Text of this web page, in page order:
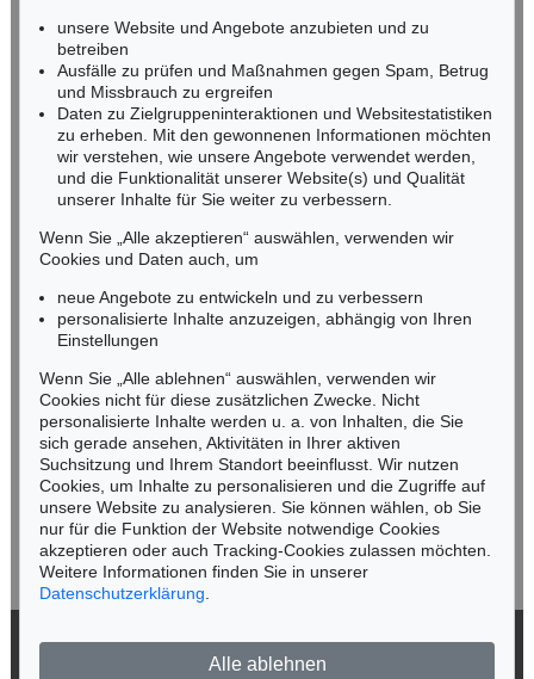
Miriam Heß
Tel.: +49 (0)62 21 58 80-038
Fax: +49 (0)62 21 58 80-595
infoheidelberg@kettererkunst.de
NORDDEUTSCHLAND
Nico Kassel, M.A.
Mobil: +49 (0)171 8618661
n.kassel@kettererkunst.de
Keine Auktion mehr verpassen!
Wir informieren Sie rechtzeitig.
Jetzt zum Newsletter anmelden >
unsere Website und Angebote anzubieten und zu
betreiben
Ausfälle zu prüfen und Maßnahmen gegen Spam, Betrug
und Missbrauch zu ergreifen
Daten zu Zielgruppeninteraktionen und Websitestatistiken
zu erheben. Mit den gewonnenen Informationen möchten
wir verstehen, wie unsere Angebote verwendet werden,
und die Funktionalität unserer Website(s) und Qualität
unserer Inhalte für Sie weiter zu verbessern.
Wenn Sie „Alle akzeptieren“ auswählen, verwenden wir
Cookies und Daten auch, um
neue Angebote zu entwickeln und zu verbessern
personalisierte Inhalte anzuzeigen, abhängig von Ihren
Einstellungen
Wenn Sie „Alle ablehnen“ auswählen, verwenden wir
Cookies nicht für diese zusätzlichen Zwecke. Nicht
personalisierte Inhalte werden u. a. von Inhalten, die Sie
sich gerade ansehen, Aktivitäten in Ihrer aktiven
Suchsitzung und Ihrem Standort beeinflusst. Wir nutzen
Cookies, um Inhalte zu personalisieren und die Zugriffe auf
unsere Website zu analysieren. Sie können wählen, ob Sie
nur für die Funktion der Website notwendige Cookies
akzeptieren oder auch Tracking-Cookies zulassen möchten.
Weitere Informationen finden Sie in unserer
Datenschutzerklärung
Alle ablehnen